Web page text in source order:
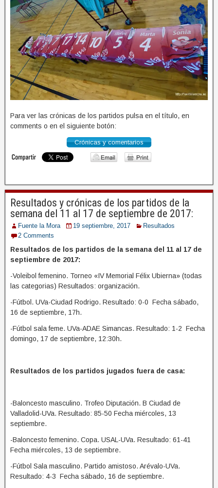
Para ver las crónicas de los partidos pulsa en el título, en
comments o en el siguiente botón:
Crónicas y comentarios
Resultados y crónicas de los partidos de la
semana del 11 al 17 de septiembre de 2017:
Fuente la Mora 19 septiembre, 2017
Resultados
2 Comments
Resultados de los partidos de la semana del 11 al 17 de
septiembre de 2017:
-Voleibol femenino. Torneo «IV Memorial Félix Ubierna» (todas
las categorias) Resultados: organización.
-Fútbol. UVa-Ciudad Rodrigo. Resultado: 0-0 Fecha sábado,
16 de septiembre, 17h.
-Fútbol sala feme. UVa-ADAE Simancas. Resultado: 1-2 Fecha
domingo, 17 de septiembre, 12:30h.
Resultados de los partidos jugados fuera de casa:
-Baloncesto masculino. Trofeo Diputación. B Ciudad de
Valladolid-UVa. Resultado: 85-50 Fecha miércoles, 13
septiembre.
-Baloncesto femenino. Copa. USAL-UVa. Resultado: 61-41
Fecha miércoles, 13 de septiembre.
-Fútbol Sala masculino. Partido amistoso. Arévalo-UVa.
Resultado: 4-3 Fecha sábado, 16 de septiembre.